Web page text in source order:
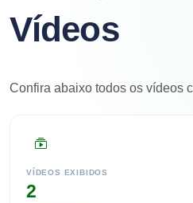
Vídeos
Confira abaixo todos os vídeos
VÍDEOS EXIBIDOS
2